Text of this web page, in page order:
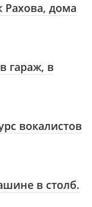
Рахова, дома
гараж, в
вокалистов
в столб.